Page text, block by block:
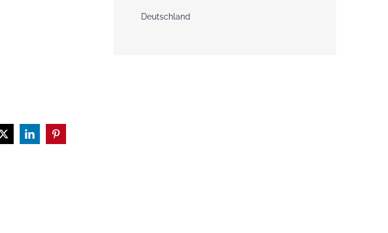
X LinkedInPinterest
Deutschland